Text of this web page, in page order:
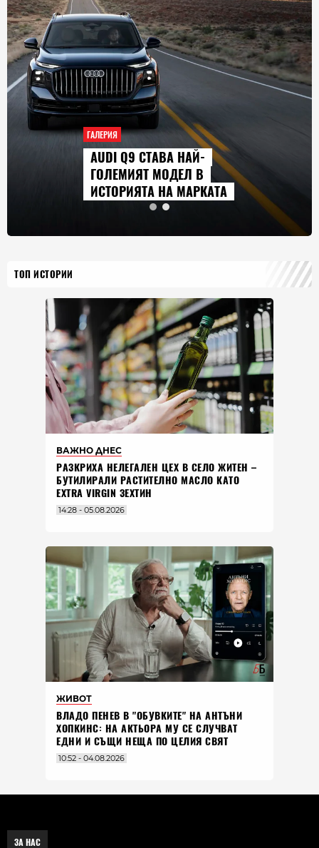
ГАЛЕРИЯ
AUDI Q9 СТАВА НАЙ-
ГОЛЕМИЯТ МОДЕЛ В
ИСТОРИЯТА НА МАРКАТА
ТОП ИСТОРИИ
ВАЖНО ДНЕС
РАЗКРИХА НЕЛЕГАЛЕН ЦЕХ В СЕЛО ЖИТЕН –
БУТИЛИРАЛИ РАСТИТЕЛНО МАСЛО КАТО
EXTRA VIRGIN ЗЕХТИН
14:28 - 05.08.2026
ЖИВОТ
ВЛАДO ПЕНЕВ В "ОБУВКИТЕ" НА АНТЪНИ
ХОПКИНС: НА АКТЬОРА МУ СЕ СЛУЧВАТ
ЕДНИ И СЪЩИ НЕЩА ПО ЦЕЛИЯ СВЯТ
10:52 - 04.08.2026
ЗА НАС